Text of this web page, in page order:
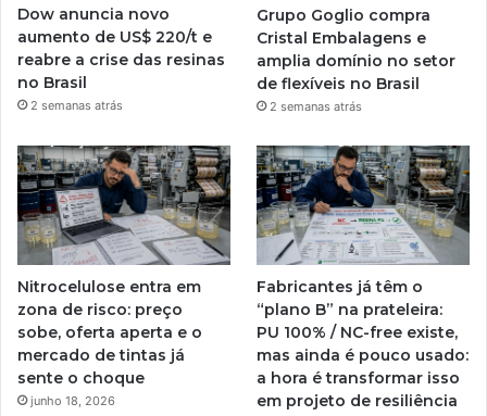
Dow anuncia novo
aumento de US$ 220/t e
reabre a crise das resinas
no Brasil
2 semanas atrás
Grupo Goglio compra
Cristal Embalagens e
amplia domínio no setor
de flexíveis no Brasil
2 semanas atrás
Nitrocelulose entra em
zona de risco: preço
sobe, oferta aperta e o
mercado de tintas já
sente o choque
junho 18, 2026
Fabricantes já têm o
“plano B” na prateleira:
PU 100% / NC-free existe,
mas ainda é pouco usado:
a hora é transformar isso
em projeto de resiliência